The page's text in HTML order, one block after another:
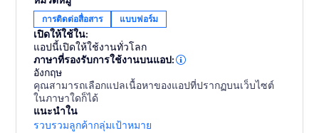
form activity.
- Access Powerful Analytics — track submissions, filter
results, and export data with ease.
Add to your site with one click and start collecting
responses instantly.
การติดต่อสื่อสาร แบบฟอร์ม
เปิดให้ใช้ใน:
แอปนี้เปิดให้ใช้งานทั่วโลก
ภาษาที่รองรับการใช้งานบนแอป:
อังกฤษ
คุณสามารถเลือกแปลเนื้อหาของแอปที่ปรากฏบนเว็บไซต์
ในภาษาใดก็ได้
แนะนำใน
รวบรวมลูกค้ากลุ่มเป้าหมาย